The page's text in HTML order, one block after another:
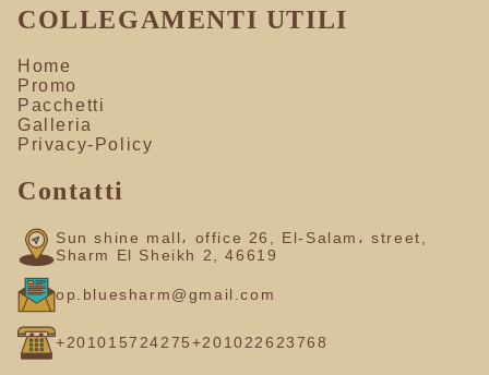
COLLEGAMENTI UTILI
Home
Promo
Pacchetti
Galleria
Privacy-Policy
Contatti
Sun shine mall، office 26, El-Salam، street,
Sharm El Sheikh 2, 46619
op.bluesharm@gmail.com
+201015724275+201022623768